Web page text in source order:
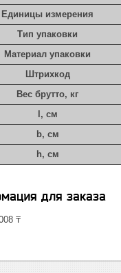
Единицы измерения
Тип упаковки
Материал упаковки
Штрихкод
Вес брутто, кг
l, см
b, см
h, см
для заказа
₸